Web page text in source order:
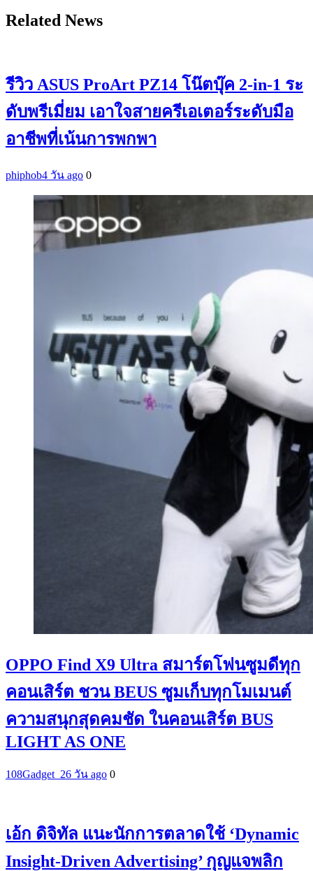
Related News
รีวิว ASUS ProArt PZ14 โน๊ตบุ๊ค 2-in-1 ระ
ดับพรีเมี่ยม เอาใจสายครีเอเตอร์ระดับมือ
อาชีพที่เน้นการพกพา
phiphob4 วัน ago 0
OPPO Find X9 Ultra สมาร์ตโฟนซูมดีทุก
คอนเสิร์ต ชวน BEUS ซูมเก็บทุกโมเมนต์
ความสนุกสุดคมชัด ในคอนเสิร์ต BUS
LIGHT AS ONE
108Gadget_26 วัน ago 0
เอ้ก ดิจิทัล แนะนักการตลาดใช้ ‘Dynamic
Insight-Driven Advertising’ กุญแจพลิก